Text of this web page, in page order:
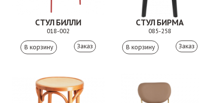
СТУЛ БИЛЛИ
018-002
Заказ
СТУЛ БИРМА
085-258
Заказ